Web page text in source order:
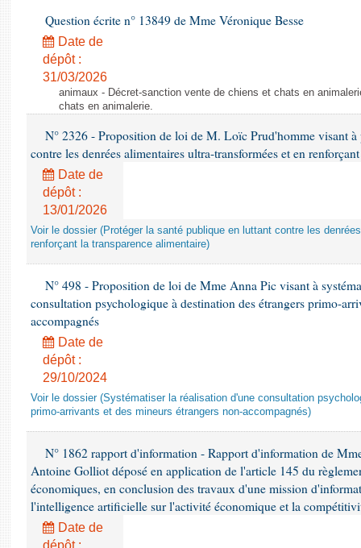
Question écrite n° 13849 de Mme Véronique Besse
Date de
dépôt :
31/03/2026
animaux - Décret-sanction vente de chiens et chats en
chats en animalerie.
N° 2326 - Proposition de loi de M. Loïc Prud'homme visant
contre les denrées alimentaires ultra-transformées et en
Date de
dépôt :
13/01/2026
Voir le dossier (Protéger la santé publique en luttant contre les
renforçant la transparence alimentaire)
N° 498 - Proposition de loi de Mme Anna Pic visant à
consultation psychologique à destination des étrangers primo-
accompagnés
Date de
dépôt :
29/10/2024
Voir le dossier (Systématiser la réalisation d'une consultation
primo-arrivants et des mineurs étrangers non-accompagnés)
N° 1862 rapport d'information - Rapport d'information de
Antoine Golliot déposé en application de l'article 145 du
économiques, en conclusion des travaux d'une mission
l'intelligence artificielle sur l'activité économique et la
Date de
dépôt :